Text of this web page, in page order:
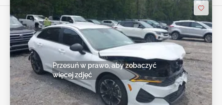
Przesuń w prawo, aby zobaczyć
więcej zdjęć